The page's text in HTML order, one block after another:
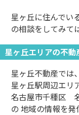
星ヶ丘に住んでい
の相談をしてみて
星ヶ丘エリアの不動
星ヶ丘不動産では、
星ヶ丘駅周辺エリ
名古屋市千種区
の 地域の情報を発